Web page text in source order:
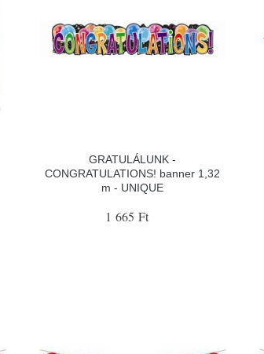
GRATULÁLUNK -
CONGRATULATIONS! banner 1,32
m - UNIQUE
1 665 Ft